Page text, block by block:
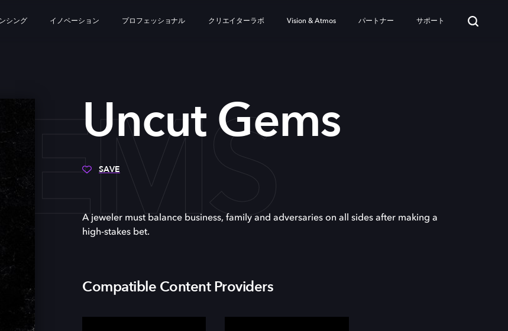
シング イノベーション プロフェッショナル クリエイターラボ Vision & Atmos パートナー サポート
Uncut Gems
SAVE
A jeweler must balance business, family and adversaries on all sides after making a
high-stakes bet.
Compatible Content Providers